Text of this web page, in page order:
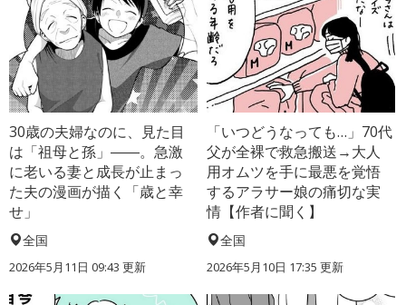
30歳の夫婦なのに、見た目
は「祖母と孫」――。急激
に老いる妻と成長が止まっ
た夫の漫画が描く「歳と幸
せ」
全国
2026年5月11日 09:43 更新
「いつどうなっても…」70代
父が全裸で救急搬送→大人
用オムツを手に最悪を覚悟
するアラサー娘の痛切な実
情【作者に聞く】
全国
2026年5月10日 17:35 更新